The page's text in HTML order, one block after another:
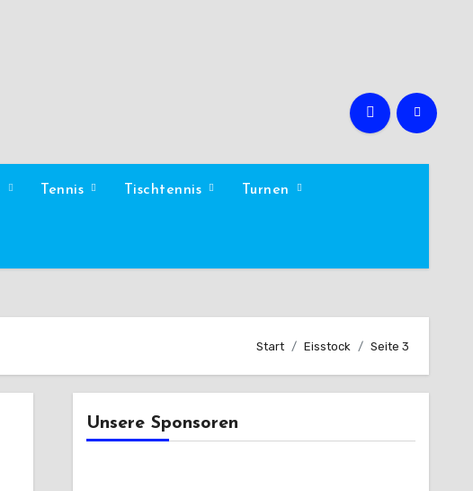
Tennis Tischtennis Turnen
Start Eisstock Seite 3
Unsere Sponsoren